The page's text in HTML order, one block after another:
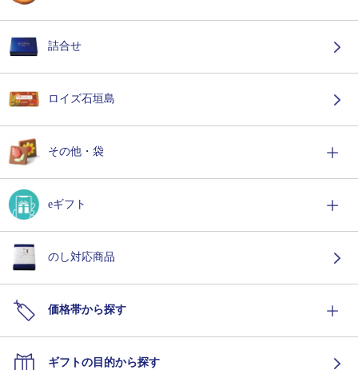
詰合せ
ロイズ石垣島
その他・袋
eギフト
のし対応商品
価格帯から探す
ギフトの目的から探す